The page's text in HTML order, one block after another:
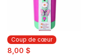
Coup de cœur
sale:
8,00 $